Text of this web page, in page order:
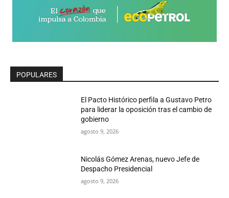
POPULARES
El Pacto Histórico perfila a Gustavo Petro
para liderar la oposición tras el cambio de
gobierno
agosto 9, 2026
Nicolás Gómez Arenas, nuevo Jefe de
Despacho Presidencial
agosto 9, 2026